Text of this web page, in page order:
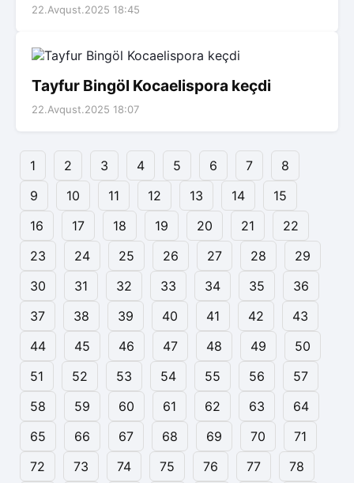
22.Avqust.2025 18:45
Tayfur Bingöl Kocaelispora keçdi
22.Avqust.2025 18:07
1 2 3 4 5 6 7
8
9
10 11 12 13 14
15
16
17 18 19 20 21
22
23
24 25 26 27 28
29
30
31 32 33 34 35
36
37
38 39 40 41 42
43
44
45 46 47 48 49
50
51
52 53 54 55 56
57
58
59 60 61 62 63
64
65
66 67 68 69 70
71
72
73 74 75 76 77
78